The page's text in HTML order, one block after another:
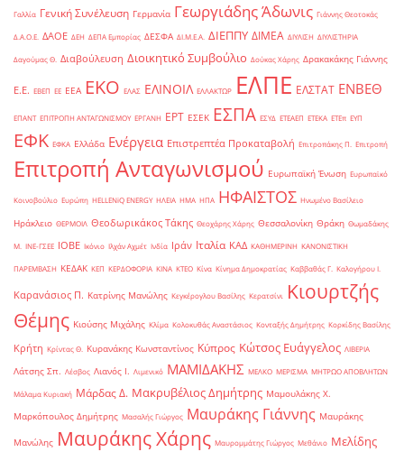
Γαλλία Γενική Συνέλευση Γερμανία Γεωργιάδης Άδωνις Γιάννης Θεοτοκάς
Δ.Α.Ο.Ε. ΔΑΟΕ ΔΕΗ ΔΕΠΑ Εμπορίας ΔΕΣΦΑ ΔΙ.Μ.Ε.Α. ΔΙΕΠΠΥ ΔΙΜΕΑ ΔΙΥΛΙΣΗ ΔΙΥΛΙΣΤΗΡΙΑ
Δαγούμας Θ. Διαβούλευση Διοικητικό Συμβούλιο Δούκας Χάρης Δρακακάκης Γιάννης
Ε.Ε. ΕΒΕΠ ΕΕ ΕΕΑ ΕΚΟ ΕΛΑΣ ΕΛΙΝΟΙΛ ΕΛΛΑΚΤΩΡ ΕΛΠΕ ΕΛΣΤΑΤ ΕΝΒΕΘ
ΕΠΑΝΤ ΕΠΙΤΡΟΠΗ ΑΝΤΑΓΩΝΙΣΜΟΥ ΕΡΓΑΝΗ ΕΡΤ ΕΣΕΚ ΕΣΠΑ ΕΣΥΔ ΕΤΕΑΕΠ ΕΤΕΚΑ ΕΤΕπ ΕΥΠ
ΕΦΚ ΕΦΚΑ Ελλάδα Ενέργεια Επιστρεπτέα Προκαταβολή Επιτροπάκης Π. Επιτροπή
Επιτροπή Ανταγωνισμού Ευρωπαϊκή Ένωση Ευρωπαϊκό
Κοινοβούλιο Ευρώπη ΗELLENiQ ENERGY ΗΛΕΙΑ ΗΜΑ ΗΠΑ ΗΦΑΙΣΤΟΣ Ηνωμένο Βασίλειο
Ηράκλειο ΘΕΡΜΟΙΛ Θεοδωρικάκος Τάκης Θεοχάρης Χάρης Θεσσαλονίκη Θράκη Θωμαδάκης
Μ. ΙΝΕ-ΓΣΕΕ ΙΟΒΕ Ικόνιο Ιλχάν Αχμέτ Ινδία Ιράν Ιταλία ΚΑΔ ΚΑΘΗΜΕΡΙΝΗ ΚΑΝΟΝΙΣΤΙΚΗ
ΠΑΡΕΜΒΑΣΗ ΚΕΔΑΚ ΚΕΠ ΚΕΡΔΟΦΟΡΙΑ ΚΙΝΑ ΚΤΕΟ Κίνα Κίνημα Δημοκρατίας Καββαθάς Γ. Καλογήρου Ι.
Καρανάσιος Π. Κατρίνης Μανώλης Κεγκέρογλου Βασίλης Κερατσίνι
Κιουρτζής
Θέμης Κιούσης Μιχάλης Κλίμα Κολοκυθάς Αναστάσιος Κονταξής Δημήτρης Κορκίδης Βασίλης
Κρήτη Κρίντας Θ. Κυρανάκης Κωνσταντίνος Κύπρος Κώτσος Ευάγγελος ΛΙΒΕΡΙΑ
Λάτσης Σπ. Λέσβος Λιανός Ι. Λιμενικό ΜΑΜΙΔΑΚΗΣ ΜΕΛΚΟ ΜΕΡΙΣΜΑ ΜΗΤΡΩΟ ΑΠΟΒΛΗΤΩΝ
Μάλαμα Κυριακή Μάρδας Δ. Μακρυβέλιος Δημήτρης Μαμουλάκης Χ.
Μαρκόπουλος Δημήτρης Μασαλής Γιώργος Μαυράκης Γιάννης Μαυράκης
Μανώλης Μαυράκης Χάρης Μαυρομμάτης Γιώργος Μεθάνιο Μελίδης